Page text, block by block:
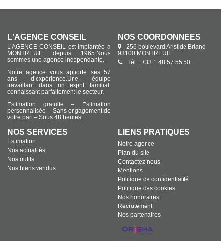
L'AGENCE CONSEIL
L’AGENCE CONSEIL est implantée à
MONTREUIL depuis 1965.Nous
sommes une agence indépendante.
Notre agence vous apporte ses 57
ans d’expérience.Une équipe
travaillant dans un esprit familial,
connaissant parfaitement le secteur.
Estimation gratuite – Estimation
personnalisée – Sans engagement de
votre part – Sous 48 heures.
NOS COORDONNÉES
256 boulevard Aristide Briand
93100 MONTREUIL
Tél. : +33 1 48 57 55 50
NOS SERVICES
Estimation
Nos actualités
Nos outils
Nos biens vendus
LIENS PRATIQUES
Notre agence
Plan du site
Contactez-nous
Mentions
Politique de confidentialité
Politique des cookies
Nos honoraires
Recrutement
Nos partenaires